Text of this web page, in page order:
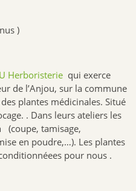
)
Herboristerie qui exerce
de l’Anjou, sur la commune
plantes médicinales. Situé
. Dans leurs ateliers les
(coupe, tamisage,
en poudre,…). Les plantes
pour nous .